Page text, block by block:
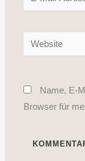
Mail-
Website
Name, E-
Browser für